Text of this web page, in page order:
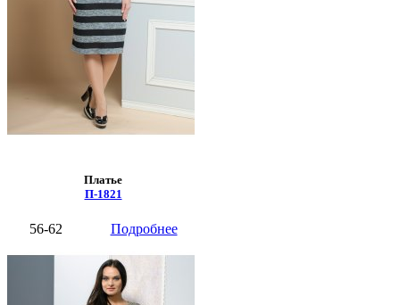
Платье
П-1821
56-62 Подробнее